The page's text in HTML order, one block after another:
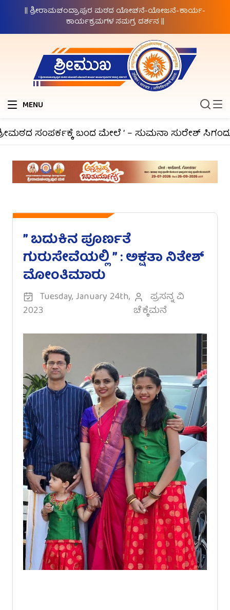
|| ಶ್ರೀರಾಮಚಂದ್ರಾಪುರ ಮಠದ ಯೋಚನೆ-ಯೋಜನೆ-ಕಾರ್ಯ-
ಕಾರ್ಯಕ್ರಮಗಳ ಸಮಗ್ರ ದರ್ಶನ ||
MENU
ಸಂಪರ್ಕಕ್ಕೆ ಬಂದ ಮೇಲೆ ‘ – ಸುಮನಾ ಸುರೇಶ್
” ಬದುಕಿನ ಪೂರ್ಣತೆ
ಗುರುಸೇವೆಯಲ್ಲಿ ” : ಅಕ್ಷತಾ ನಿತೇಶ್
ಮೋಂತಿಮಾರು
Tuesday, January 24th,
2023
ಪ್ರಸನ್ನ ವಿ
ಚೆಕ್ಕೆಮನೆ